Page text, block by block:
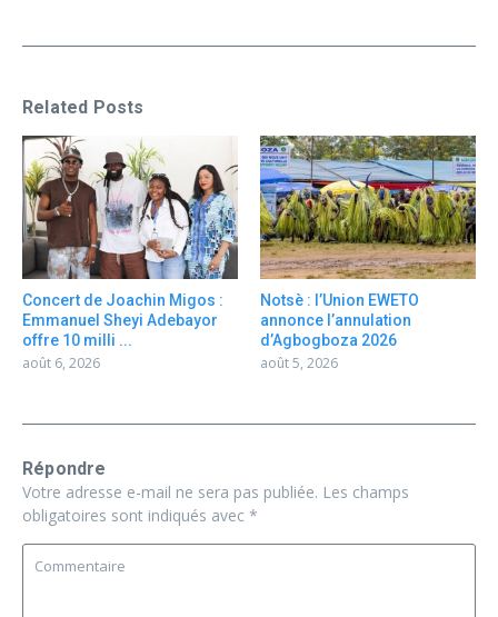
Related Posts
Concert de Joachin Migos :
Emmanuel Sheyi Adebayor
offre 10 milli ...
août 6, 2026
Notsè : l’Union EWETO
annonce l’annulation
d’Agbogboza 2026
août 5, 2026
Répondre
Votre adresse e-mail ne sera pas publiée. Les champs
obligatoires sont indiqués avec *